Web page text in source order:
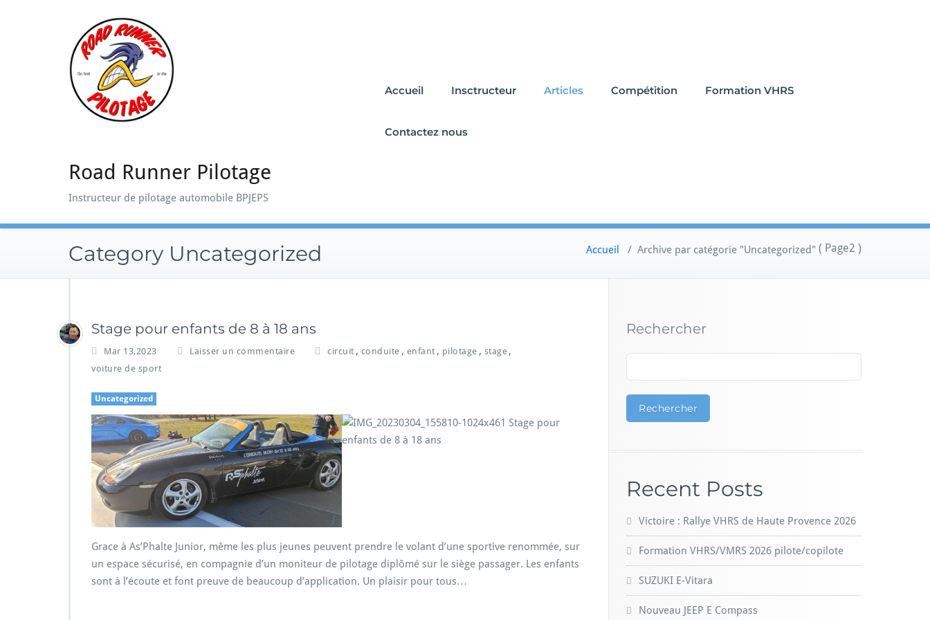
Road Runner Pilotage
Instructeur de pilotage automobile BPJEPS
Accueil Insctructeur Articles Compétition Formation VHRS
Contactez nous
Category Uncategorized Accueil / Archive par catégorie "Uncategorized" ( Page2 )
Stage pour enfants de 8 à 18 ans
Mar 13,2023 Laisser un commentaire circuit , conduite , enfant , pilotage , stage ,
voiture de sport
Uncategorized
Grace à As’Phalte Junior, même les plus jeunes peuvent prendre le volant d’une sportive renommée, sur
un espace sécurisé, en compagnie d’un moniteur de pilotage diplômé sur le siège passager. Les enfants
sont à l’écoute et font preuve de beaucoup d’application. Un plaisir pour tous…
Rechercher
Rechercher
Recent Posts
Victoire : Rallye VHRS de Haute Provence 2026
Formation VHRS/VMRS 2026 pilote/copilote
SUZUKI E-Vitara
Nouveau JEEP E Compass